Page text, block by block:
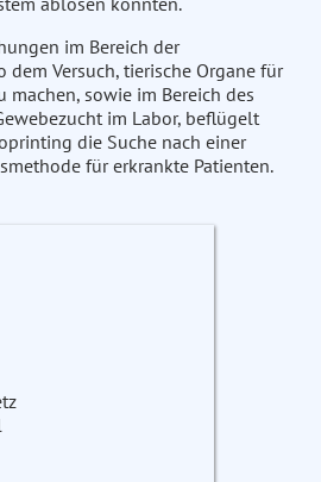
im Bereich der
Versuch, tierische Organe für
machen, sowie im Bereich des
im Labor, beflügelt
die Suche nach einer
für erkrankte Patienten.